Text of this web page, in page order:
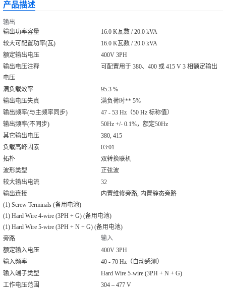
产品描述
输出
输出功率容量
16.0 K瓦数 / 20.0 kVA
较大可配置功率(瓦)
16.0 K瓦数 / 20.0 kVA
额定输出电压
400V 3PH
输出电压注释
可配置用于 380、400 或 415 V 3 相额定输出
电压
满负载效率
95.3 %
输出电压失真
满负荷时** 5%
输出频率(与主频率同步)
47 - 53 Hz（50 Hz 标称值）
输出频率(不同步)
50Hz +/- 0.1%，额定50Hz
其它输出电压
380, 415
负载高峰因素
03:01
拓朴
双转换联机
波形类型
正弦波
较大输出电流
32
输出连接
(1) Screw Terminals (备用电池)
(1) Hard Wire 4-wire (3PH + G) (备用电池)
(1) Hard Wire 5-wire (3PH + N + G) (备用电池)
旁路
内置维修旁路, 内置静态旁路
输入
额定输入电压
400V 3PH
输入频率
40 - 70 Hz（自动感测）
输入端子类型
Hard Wire 5-wire (3PH + N + G)
工作电压范围
304 – 477 V
台达UPS电源
UPS电源蓄电池
EPS直流屏蓄电
池